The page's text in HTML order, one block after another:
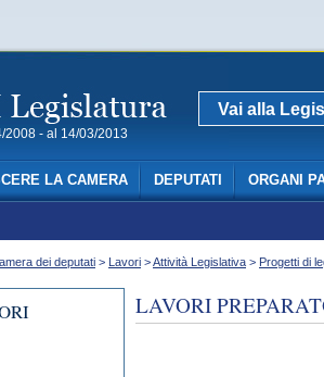
2008 - al 14/03/2013
Vai alla
LA CAMERA DEPUTATI ORGANI
dei deputati > Lavori >Attività Legislativa > Progetti di
LAVORI